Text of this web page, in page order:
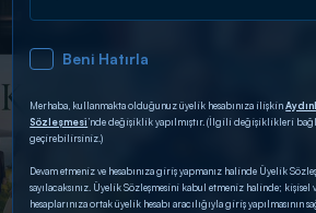
DİĞER SONUÇLAR
Beni Hatırla
Merhaba, kullanmakta olduğunuz üyelik hesabınıza ilişkin
Sözleşmesi’nde değişiklik yapılmıştır. (İlgili değişiklikleri
geçirebilirsiniz.)
Devam etmeniz ve hesabınıza giriş yapmanız halinde Üyelik
sayılacaksınız. Üyelik Sözleşmesini kabul etmeniz halinde;
hesaplarınıza ortak üyelik hesabı aracılığıyla giriş yapılmasının